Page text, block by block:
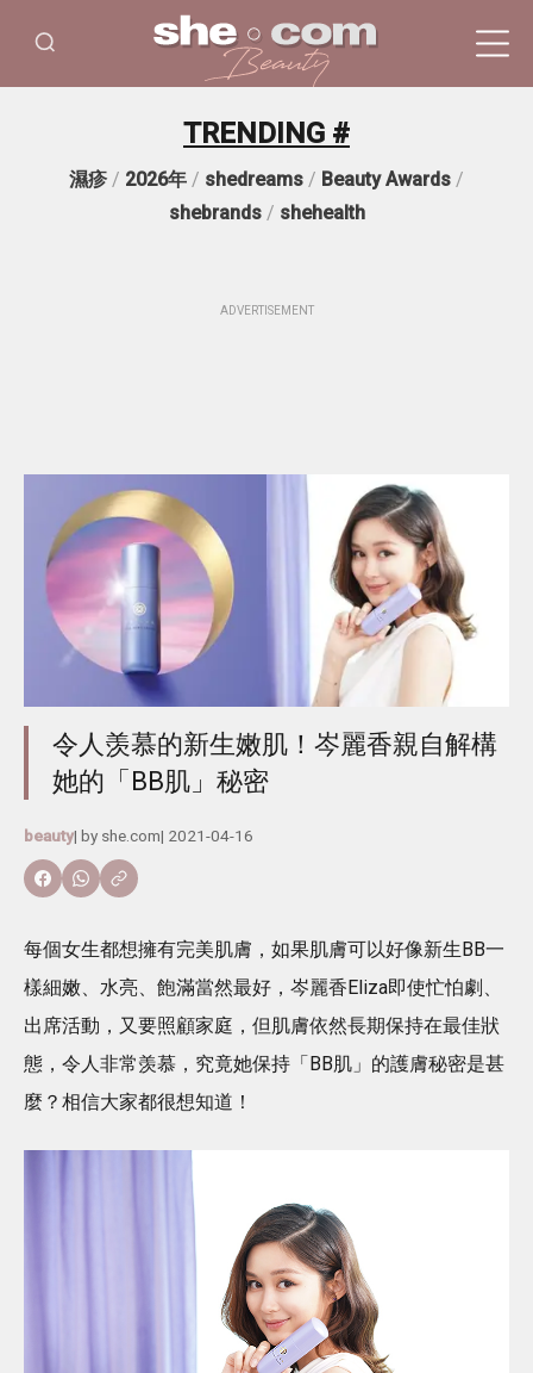
TRENDING #
濕疹 / 2026年 / shedreams / Beauty Awards /
shebrands/ shehealth
ADVERTISEMENT
令人羡慕的新生嫩肌！岑麗香親自解構
她的「BB肌」秘密
beauty| by she.com| 2021-04-16
每個女生都想擁有完美肌膚，如果肌膚可以好像新生BB一
樣細嫩、水亮、飽滿當然最好，岑麗香Eliza即使忙怕劇、
出席活動，又要照顧家庭，但肌膚依然長期保持在最佳狀
態，令人非常羡慕，究竟她保持「BB肌」的護膚秘密是甚
麼？相信大家都很想知道！